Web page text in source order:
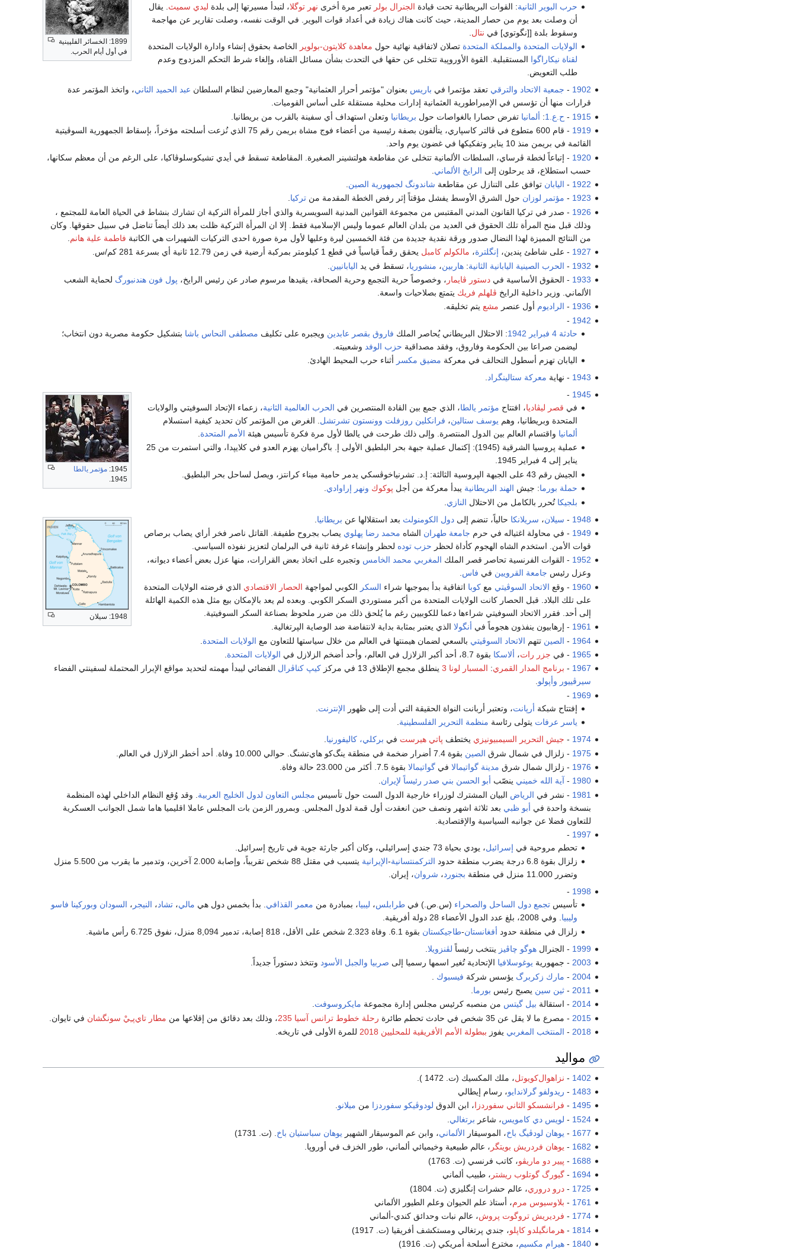
1899: الخسائر الفلپينية
في أول أيام الحرب.
حرب البوير الثانية: القوات البريطانية تحت قيادة الجنرال بولر تعبر مرة أخرى نهر توگلا، لتبدأ مسيرتها إلى بلدة ليدي سميث . يقال
أن وصلت بعد يوم من حصار المدينة، حيث كانت هناك زيادة في أعداد قوات البوير. في الوقت نفسه، وصلت تقارير عن مهاجمة
وسقوط بلدة [[نگوتوي] في نتال
الولايات المتحدة والمملكة المتحدة تصلان لاتفاقية نهائية حول معاهدة كلايتون-بولوير الخاصة بحقوق إنشاء وادارة الولايات المتحدة
لقناة نيكاراگوا المستقبلية. القوة الأوروپية تتخلى عن حقها في التحدث بشأن مسائل القناة، وإلغاء شرط التحكم المزدوج وعدم
طلب التعويض.
1902
- جمعية الاتحاد والترقي تعقد مؤتمرا في باريس بعنوان "مؤتمر أحرار العثمانية" وجمع المعارضين لنظام السلطان عبد الحميد الثاني، واتخذ المؤتمر عدة
قرارات منها أن تؤسس في الإمبراطورية العثمانية إدارات محلية مستقلة على أساس القوميات.
1915
- ح.ع.1 : ألمانيا تفرض حصارا بالغواصات حول بريطانيا وتعلن استهداف أي سفينة بالقرب من بريطانيا.
1919
- قام 600 متطوع في ڤالتر كاسپاري، يتألفون بصفة رئيسية من أعضاء فوج مشاة بريمن رقم 75 الذي نُزعت أسلحته مؤخراً، بإسقاط الجمهورية السوڤيتية
القائمة في بريمن منذ 10 يناير وتفكيكها في غضون يوم واحد.
1920 - إتباعاً لخطة ڤرساي، السلطات الألمانية تتخلى عن مقاطعة هولتشينر الصغيرة. المقاطعة تسقط في أيدي تشيكوسلوڤاكيا، على الرغم من أن معظم سكانها،
حسب استطلاع، قد يرحلون إلى الرايخ الألماني
1922
- اليابان توافق على التنازل عن مقاطعة شاندونگ لجمهورية الصين
1923
- مؤتمر لوزان حول الشرق الأوسط يفشل مؤقتاً إثر رفض الخطة المقدمة منتركيا.
1926 - صدر في تركيا القانون المدني المقتبس من مجموعة القوانين المدنية السويسرية والذي أجاز للمرأة التركية ان تشارك بنشاط في الحياة العامة للمجتمع ،
وذلك قبل منح المرأة تلك الحقوق في العديد من بلدان العالم عموما وليس الإسلامية فقط. إلا ان المرأة التركية ظلت بعد ذلك أيضاً تناضل في سبيل حقوقها. وكان
من النتائج المميزة لهذا النضال صدور ورقة نقدية جديدة من فئة الخمسين ليرة وعليها لأول مرة صورة احدى التركيات الشهيرات هي الكاتبة فاطمة علية هانم
1927 - على شاطئ پندين، إنگلترة، مالكولم كامبل يحقق رقماً قياسياً في قطع 1 كيلومتر بمركبة أرضية في زمن 12.79 ثانية أي بسرعة 281 كم/س.
1932
- الحرب الصينية اليابانية الثانية:هاربين، منشوريا، تسقط في يد اليابانيين
1933 - الحقوق الأساسية فيدستور ڤايمار ، وخصوصاً حرية التجمع وحرية الصحافة، يقيدها مرسوم صادر عن رئيس الرايخ، پول فون هندنبورگ لحماية الشعب
الألماني. وزير داخلية الرايخ ڤلهلم فريك يتمتع بصلاحيات واسعة.
1936
- الراديوم أول عنصر مشع يتم تخليقه.
1942
-
حادثة 4 فبراير 1942
: الاحتلال البريطاني يُحاصر الملك فاروق بقصر عابدين ويجبره على تكليف مصطفى النحاس باشا بتشكيل حكومة مصرية دون انتخاب؛
ليضمن صراعا بين الحكومة وفاروق، وفقد مصداقية حزب الوفد وشعبيته.
اليابان تهزم أسطول التحالف في معركة مضيق مكسر أثناء حرب المحيط الهادئ.
1943 - نهاية معركة ستالينگراد
1945: مؤتمر يالطا
1945.
1945
-
في قصر ليڤاديا، افتتاح مؤتمر يالطا، الذي جمع بين القادة المنتصرين في الحرب العالمية الثانية، زعماء الإتحاد السوفيتي والولايات
المتحدة وبريطانيا، وهم يوسف ستالين، فرانكلين روزفلت وونستون تشرتشل . الغرض من المؤتمر كان تحديد كيفية استسلام
ألمانيا واقتسام العالم بين الدول المنتصرة. وإلى ذلك طرحت في يالطا لأول مرة فكرة تأسيس هيئة الأمم المتحدة
عملية پروسيا الشرقية (1945): إكتمال عملية جبهة بحر البلطيق الأولى إ. باگراميان يهزم العدو في كلايپدا، والتي استمرت من 25
يناير إلى 4 فبراير 1945.
الجيش رقم 43 على الجبهة الپروسية الثالثة: إ.د. تشرنياخوڤسكي يدمر حامية ميناء كرانتز، ويصل لساحل بحر البلطيق.
حملة بورما: جيش الهند البريطانية يبدأ معركة من أجل پوكوك ونهر إراوادي.
بلجيكا تُحرر بالكامل من الاحتلال النازي
1948: سيلان
1948
- سيلان، سريلانكا حالياً، تنضم إلىدول الكومنولث بعد استقلالها عن بريطانيا
1949 - في محاولة اغتياله في حرم جامعة طهران الشاه محمد رضا پهلوي يصاب بجروح طفيفة. القاتل ناصر فخر أراي يصاب برصاص
قوات الأمن. استخدم الشاه الهجوم كأداة لحظر حزب توده لحظر وإنشاء غرفة ثانية في البرلمان لتعزيز نفوذه السياسي.
1952 - القوات الفرنسية تحاصر قصر الملك المغربي محمد الخامس وتجبره على اتخاذ بعض القرارات، منها عزل بعض أعضاء ديوانه،
وعزل رئيس جامعة القرويين في فاس.
1960 - وقع الاتحاد السوڤيتي معكوبا اتفاقية بدأ بموجبها شراء السكر الكوبي لمواجهة الحصار الاقتصادي الذي فرضته الولايات المتحدة
على تلك البلاد. قبل الحصار كانت الولايات المتحدة من أكبر مستوردي السكر الكوبي. وبعده لم يعد بالإمكان بيع مثل هذه الكمية الهائلة
إلى أحد. فقرر الاتحاد السوفيتي شراءها دعما للكوبيين رغم ما يُلحق ذلك من ضرر ملحوظ بصناعة السكر السوفيتية.
1961 - إرهابيون ينفذون هجوماً في أنگولا الذي يعتبر بمثابة بداية لانتفاضة ضد الوصاية الپرتغالية.
1964
- الصين تتهم الاتحاد السوڤيتي بالسعي لضمان هيمنتها في العالم من خلال سياستها للتعاون مع الولايات المتحدة
1965 - في جزر رات، ألاسكا بقوة 8.7، أحد أكبر الزلازل في العالم، وأحد أضخم الزلازل في الولايات المتحدة
1967
- برنامج المدار القمري: المسبار لونا 3 ينطلق مجمع الإطلاق 13 في مركز كيپ كناڤرال الفضائي ليبدأ مهمته لتحديد مواقع الإبرار المحتملة لسفينتي الفضاء
سيرڤييور وأپولو.
1969
-
إفتتاح شبكة أرپانت، وتعتبر أربانت النواة الحقيقة التي أدت إلى ظهور الإنترنت
ياسر عرفات يتولى رئاسة منظمة التحرير الفلسطينية
1974
- جيش التحرير السيمبيونيزي يختطف پاتي هيرست في بركلي، كاليفورنيا
1975 - زلزال في شمال شرق الصين بقوة 7.4 أضرار ضخمة في منطقة ينگ‌كو هاي‌تشنگ. حوالي 10.000 وفاة. أحد أخطر الزلازل في العالم.
1976 - زلزال شمال شرق مدينة گواتيمالا فيگواتيمالا بقوة 7.5. أكثر من 23.000 حالة وفاة.
1980
- آية الله خميني ينصّب أبو الحسن بني صدر رئيساً لإيران.
1981 - نشر في الرياض البيان المشترك لوزراء خارجية الدول الست حول تأسيس مجلس التعاون لدول الخليج العربية . وقد وُقع النظام الداخلي لهذه المنظمة
بنسخة واحدة في أبو ظبي بعد ثلاثة اشهر ونصف حين انعقدت أول قمة لدول المجلس. وبمرور الزمن بات المجلس عاملا اقليميا هاما شمل الجوانب العسكرية
للتعاون فضلا عن جوانبه السياسية والإقتصادية.
1997
-
تحطم مروحية في إسرائيل، يودي بحياة 73 جندي إسرائيلي، وكان أكبر جارثة جوية في تاريخ إسرائيل.
زلزال بقوة 6.8 درجة يضرب منطقة حدود
التركمنتسانية-الإيرانية
يتسبب في مقتل 88 شخص تقريباً، وإصابة 2.000 آخرين، وتدمير ما يقرب من 5.500 منزل
وتضرر 11.000 منزل في منطقة
بجنورد، شروان، إيران.
1998
-
تأسيس تجمع دول الساحل والصحراء (س.ص.) في طرابلس، ليبيا، بمبادرة من معمر القذافي. بدأ بخمس دول هي مالي، تشاد، النيجر ، السودان وبوركينا فاسو
وليبيا. وفي 2008، بلغ عدد الدول الأعضاء 28 دولة أفريقية.
زلزال في منطقة حدود أفغانستان-طاجيكستان بقوة 6.1. وفاة 2.323 شخص على الأقل، 818 إصابة، تدمير 8,094 منزل، نفوق 6.725 رأس ماشية.
1999 - الجنرالهوگو چاڤيز ينتخب رئيساً لڤنزويلا
2003 - جمهورية يوغوسلافيا الإتحادية تُغير اسمها رسميا إلى صربيا والجبل الأسود وتتخذ دستوراً جديداً.
2004
- مارك زكربرگ يؤسس شركة فيسبوك
2011
-ثين سين يصبح رئيس بورما
2014 - استقالة بيل گيتس من منصبه كرئيس مجلس إدارة مجموعة مايكروسوفت.
2015 - مصرع ما لا يقل عن 35 شخص في حادث تحطم طائرة رحلة خطوط ترانس آسيا 235 ، وذلك بعد دقائق من إقلاعها من مطار تاي‌پـِيْ سونگشان في تايوان.
2018
- المنتخب المغربي يفوز ببطولة الأمم الأفريقية للمحليين 2018 للمرة الأولى في تاريخه.
مواليد
1402
- نزاهوال‌كويوتل، ملك المكسيك (ت. 1472 ).
1483
- ريدولفو گرلاندايو، رسام إيطالي
1495
- فرانشسكو الثاني سفوردزا، ابن الدوق لودوڤيكو سفوردزا من ميلانو.
1524
- لويس دي كامويس، شاعر برتغالي
1677
- يوهان لودڤيگ باخ، الموسيقار الألماني، وابن عم الموسيقار الشهير يوهان سباستيان باخ . (ت. 1731)
1682
- يوهان فردريش بويتگر ، عالم طبيعية وخيميائي ألماني، طور الخزف في أوروپا.
1688
- پيير دو ماريڤو، كاتب فرنسي (ت. 1763)
1694
-گيورگ گوتلوب ريشتر ، طبيب ألماني
1725
-درو دروري، عالم حشرات إنگليزي (ت. 1804)
1761
- بلاوسيوس مرم، أستاذ علم الحيوان وعلم الطيور الألماني
1774
- فرديريش تروگوت پروش، عالم نبات وحدائق كندي-ألماني
1814
-هرمانگيلدو كاپلو، جندي پرتغالي ومستكشف أفريقيا (ت. 1917)
1840
-هيرام مكسيم، مخترع أسلحة أمريكي (ت. 1916)